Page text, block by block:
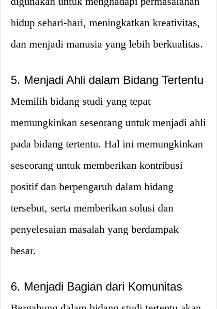
hidup sehari-hari, meningkatkan kreativitas,
dan menjadi manusia yang lebih berkualitas.
5. Menjadi Ahli dalam Bidang Tertentu
Memilih bidang studi yang tepat
memungkinkan seseorang untuk menjadi ahli
pada bidang tertentu. Hal ini memungkinkan
seseorang untuk memberikan kontribusi
positif dan berpengaruh dalam bidang
tersebut, serta memberikan solusi dan
penyelesaian masalah yang berdampak
besar.
6. Menjadi Bagian dari Komunitas